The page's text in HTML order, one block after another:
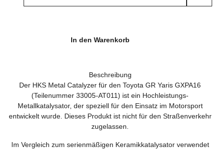
In den Warenkorb
Beschreibung
Der HKS Metal Catalyzer für den Toyota GR Yaris GXPA16
(Teilenummer 33005-AT011) ist ein Hochleistungs-
Metallkatalysator, der speziell für den Einsatz im Motorsport
entwickelt wurde. Dieses Produkt ist nicht für den Straßenverkehr
zugelassen.
Im Vergleich zum serienmäßigen Keramikkatalysator verwendet